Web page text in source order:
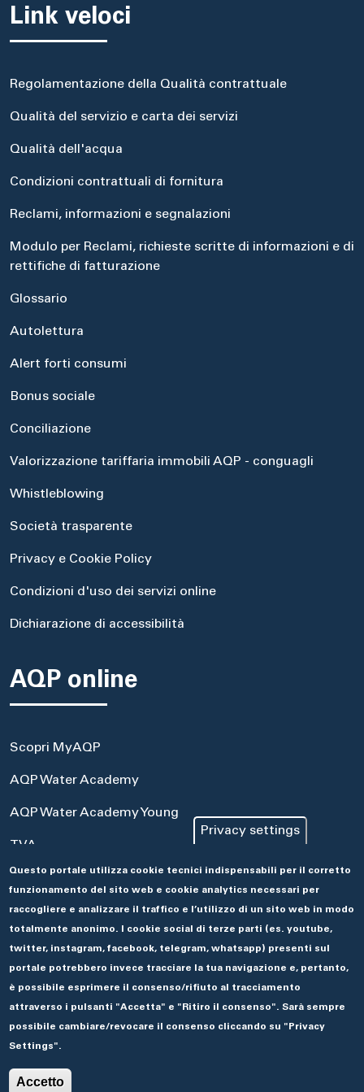
🌓
Link veloci
Regolamentazione della Qualità contrattuale
Qualità del servizio e carta dei servizi
Qualità dell'acqua
Condizioni contrattuali di fornitura
Reclami, informazioni e segnalazioni
Modulo per Reclami, richieste scritte di informazioni e di
rettifiche di fatturazione
Glossario
Autolettura
Alert forti consumi
Bonus sociale
Conciliazione
Valorizzazione tariffaria immobili AQP - conguagli
Whistleblowing
Società trasparente
Privacy e Cookie Policy
Condizioni d'uso dei servizi online
Dichiarazione di accessibilità
AQP online
Scopri MyAQP
AQP Water Academy
AQP Water Academy Young
TVA
Portale Acquisti
Aseco
© 2019 ACQUEDOTTO PUGLIESE.
Privacy e Cookie
Privacy settings
Questo portale utilizza cookie tecnici indispensabili per il corretto
funzionamento del sito web e cookie analytics necessari per
raccogliere e analizzare il traffico e l’utilizzo di un sito web in modo
totalmente anonimo. I cookie social di terze parti (es. youtube,
twitter, instagram, facebook, telegram, whatsapp) presenti sul
portale potrebbero invece tracciare la tua navigazione e, pertanto,
è possibile esprimere il consenso/rifiuto al tracciamento
attraverso i pulsanti "Accetta" e "Ritiro il consenso". Sarà sempre
possibile cambiare/revocare il consenso cliccando su "Privacy
Settings".
Accetto